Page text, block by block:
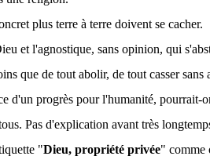
plus terre à terre doivent se cacher.
et l'agnostique, sans opinion, qui
que de tout abolir, de tout casser sans
d'un progrès pour l'humanité, pourrait-
Pas d'explication avant très
"Dieu, propriété privée" comme